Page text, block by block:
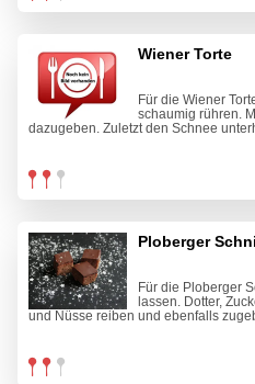
Wiener Torte
Für die Wiener
schaumig rühren.
dazugeben. Zuletzt den Schnee
Ploberger
Für die Ploberger
lassen. Dotter,
und Nüsse reiben und ebenfalls